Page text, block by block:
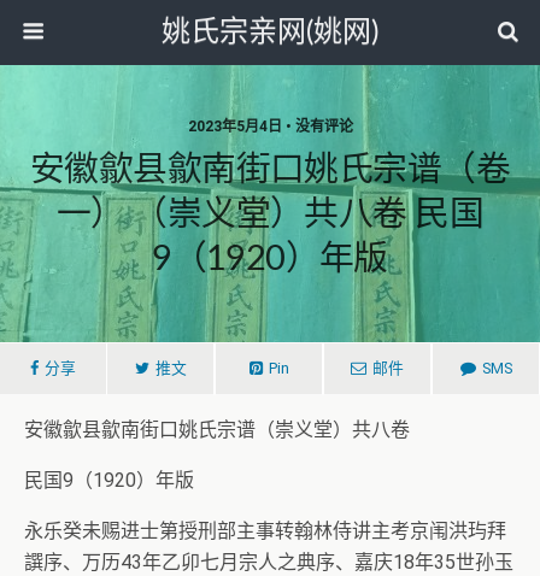
姚氏宗亲网(姚网)
2023年5月4日 • 没有评论
安徽歙县歙南街口姚氏宗谱（卷
一） （崇义堂）共八卷 民国
9（1920）年版
分享 推文 Pin 邮件 SMS
安徽歙县歙南街口姚氏宗谱（崇义堂）共八卷
民国9（1920）年版
永乐癸未赐进士第授刑部主事转翰林侍讲主考京闱洪玙拜
譔序、万历43年乙卯七月宗人之典序、嘉庆18年35世孙玉